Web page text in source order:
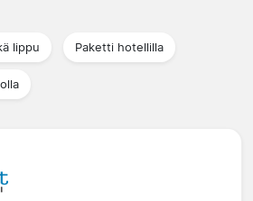
lippu Paketti hotellilla